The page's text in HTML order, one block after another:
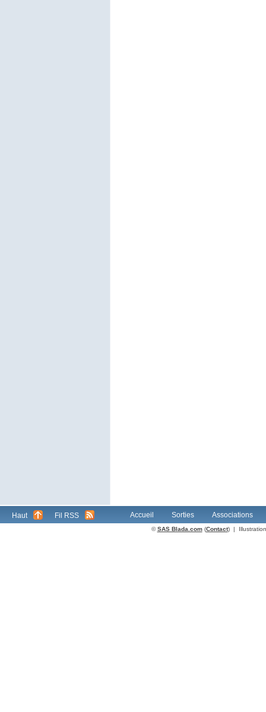
Haut Fil RSS Accueil Sorties Associations
©SAS Blada.com(Contact) |